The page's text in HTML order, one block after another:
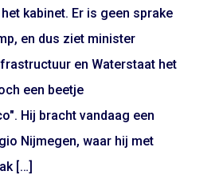
kabinet. Er is geen sprake
en dus ziet minister
en Waterstaat het
een beetje
Hij bracht vandaag een
Nijmegen, waar hij met
[…]